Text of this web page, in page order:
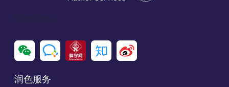
Social Icon
润色服务